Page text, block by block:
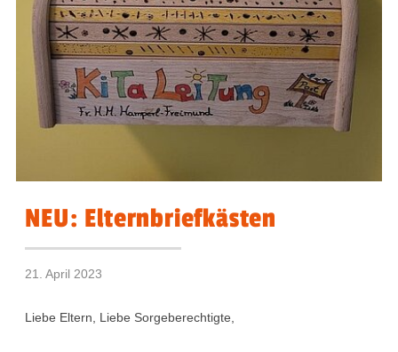
NEU: Elternbriefkästen
21. April 2023
Liebe Eltern, Liebe Sorgeberechtigte,